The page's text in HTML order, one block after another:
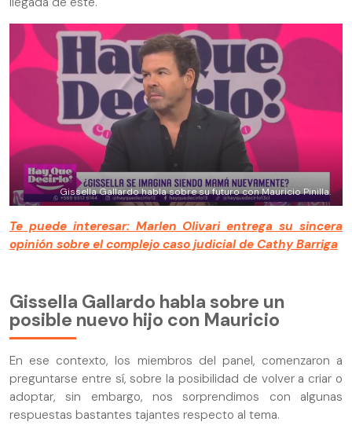
Gissella Gallardo habla sobre su futuro con Mauricio Pinilla.
Te puede interesar: Marlen Olivari entrega su sincera
opinión sobre el complejo caso judicial de Cathy Barriga
Gissella Gallardo habla sobre un
posible nuevo hijo con Mauricio
En ese contexto, los miembros del panel, comenzaron a
preguntarse entre sí, sobre la posibilidad de volver a criar o
adoptar, sin embargo, nos sorprendimos con algunas
respuestas bastantes tajantes respecto al tema.